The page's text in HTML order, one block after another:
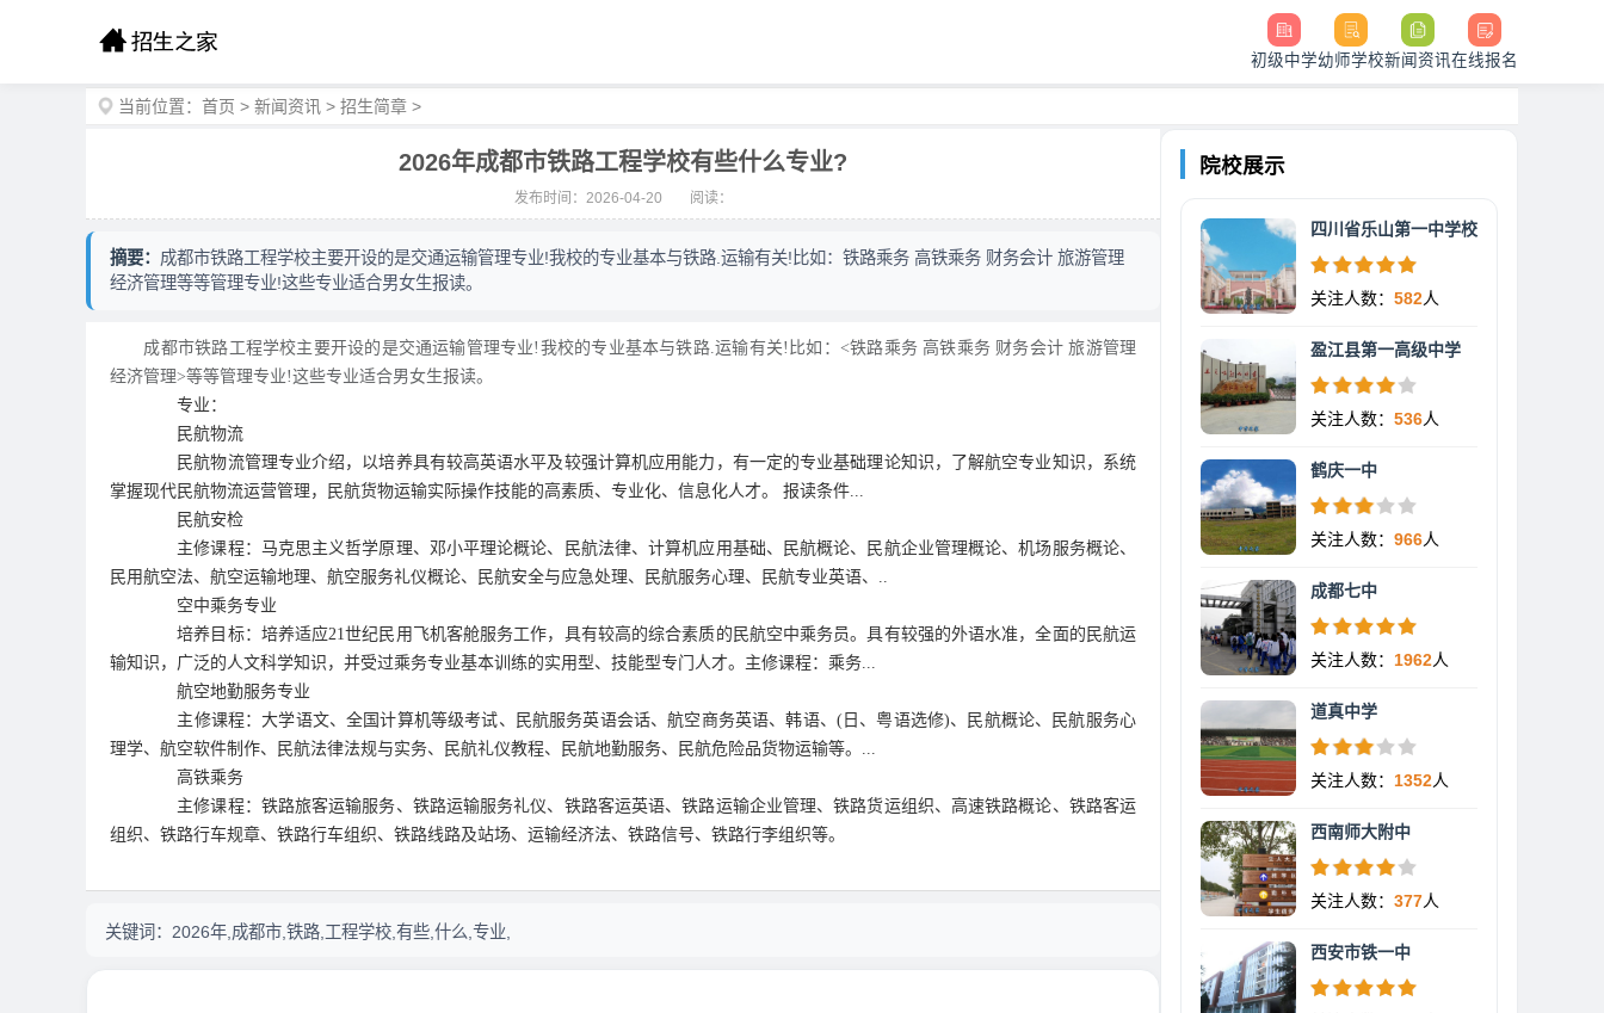
初级中学幼师学校新闻资讯在线报名
当前位置： 首页 > 新闻资讯 > 招生简章 >
2026年成都市铁路工程学校有些什么专业?
发布时间：2026-04-20 阅读：
摘要： 成都市铁路工程学校主要开设的是交通运输管理专业!我校的专业基本与铁路.运输有关!比如：铁路乘务 高铁乘务 财务会计 旅游管理
经济管理等等管理专业!这些专业适合男女生报读。
成都市铁路工程学校主要开设的是交通运输管理专业!我校的专业基本与铁路.运输有关!比如：<铁路乘务 高铁乘务 财务会计 旅游管理
经济管理>等等管理专业!这些专业适合男女生报读。
专业：
民航物流
民航物流管理专业介绍，以培养具有较高英语水平及较强计算机应用能力，有一定的专业基础理论知识，了解航空专业知识，系统
掌握现代民航物流运营管理，民航货物运输实际操作技能的高素质、专业化、信息化人才。 报读条件...
民航安检
主修课程：马克思主义哲学原理、邓小平理论概论、民航法律、计算机应用基础、民航概论、民航企业管理概论、机场服务概论、
民用航空法、航空运输地理、航空服务礼仪概论、民航安全与应急处理、民航服务心理、民航专业英语、..
空中乘务专业
培养目标：培养适应21世纪民用飞机客舱服务工作，具有较高的综合素质的民航空中乘务员。具有较强的外语水准，全面的民航运
输知识，广泛的人文科学知识，并受过乘务专业基本训练的实用型、技能型专门人才。主修课程：乘务...
航空地勤服务专业
主修课程：大学语文、全国计算机等级考试、民航服务英语会话、航空商务英语、韩语、(日、粤语选修)、民航概论、民航服务心
理学、航空软件制作、民航法律法规与实务、民航礼仪教程、民航地勤服务、民航危险品货物运输等。...
高铁乘务
主修课程：铁路旅客运输服务、铁路运输服务礼仪、铁路客运英语、铁路运输企业管理、铁路货运组织、高速铁路概论、铁路客运
组织、铁路行车规章、铁路行车组织、铁路线路及站场、运输经济法、铁路信号、铁路行李组织等。
关键词： 2026年,成都市,铁路,工程学校,有些,什么,专业,
院校展示
四川省乐山第一中学校
关注人数： 582人
盈江县第一高级中学
关注人数： 536人
鹤庆一中
关注人数： 966人
成都七中
关注人数： 1962人
道真中学
关注人数： 1352人
西南师大附中
关注人数： 377人
西安市铁一中